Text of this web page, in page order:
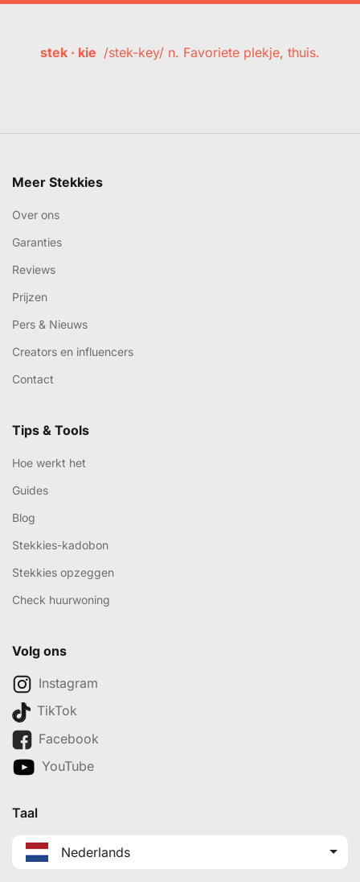
stek · kie /stek-key/ n. Favoriete plekje, thuis.
Meer Stekkies
Over ons
Garanties
Reviews
Prijzen
Pers & Nieuws
Creators en influencers
Contact
Tips & Tools
Hoe werkt het
Guides
Blog
Stekkies-kadobon
Stekkies opzeggen
Check huurwoning
Volg ons
Instagram
TikTok
Facebook
YouTube
Taal
Nederlands